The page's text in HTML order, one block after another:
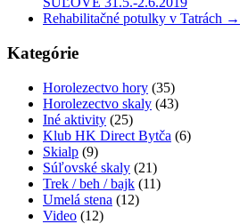
Rehabilitačné potulky v Tatrách →
Kategórie
Horolezectvo hory (35)
Horolezectvo skaly (43)
Iné aktivity (25)
Klub HK Direct Bytča (6)
Skialp (9)
Súľovské skaly (21)
Trek / beh / bajk (11)
Umelá stena (12)
Video (12)